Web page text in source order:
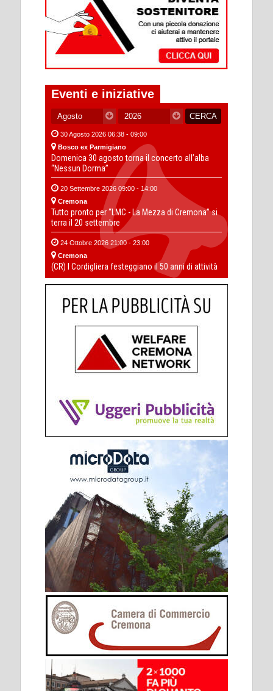
Eventi e iniziative
30 Agosto 2026 06:38 - 09:00
Bosco ex Parmigiano
Domenica 30 agosto torna il concerto all’alba
“Nessun Dorma”
20 Settembre 2026 09:00 - 14:00
Cremona
Tutto pronto per “LMC - La Mezza di Cremona” si
terra il 20 settembre
24 Ottobre 2026 21:00 - 23:00
Cremona
(CR) I Cordigliera festeggiano il 50 anni di attività